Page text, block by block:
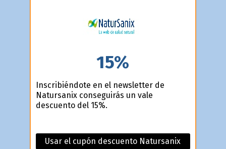
15%
Inscribiéndote en el newsletter de
Natursanix conseguirás un vale
descuento del 15%.
Usar el cupón descuento Natursanix